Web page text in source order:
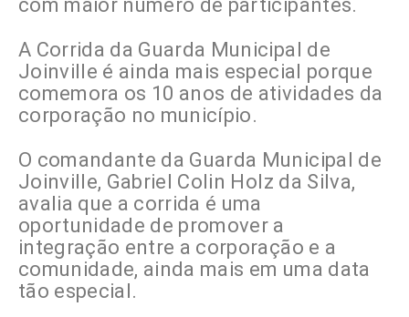
com maior número de participantes.
A Corrida da Guarda Municipal de
Joinville é ainda mais especial porque
comemora os 10 anos de atividades da
corporação no município.
O comandante da Guarda Municipal de
Joinville, Gabriel Colin Holz da Silva,
avalia que a corrida é uma
oportunidade de promover a
integração entre a corporação e a
comunidade, ainda mais em uma data
tão especial.